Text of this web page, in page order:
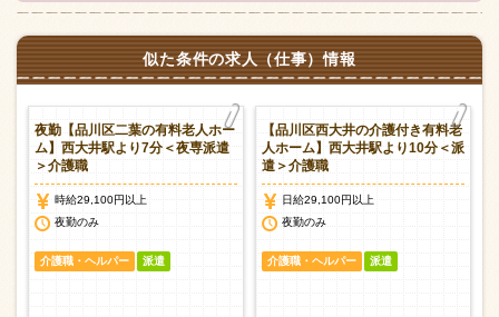
似た条件の求人（仕事）情報
夜勤【品川区二葉の有料老人ホー
ム】西大井駅より7分＜夜専派遣
＞介護職
時給29,100円以上
夜勤のみ
介護職・ヘルパー 派遣
【品川区西大井の介護付き有料老
人ホーム】西大井駅より10分＜派
遣＞介護職
日給29,100円以上
夜勤のみ
介護職・ヘルパー 派遣